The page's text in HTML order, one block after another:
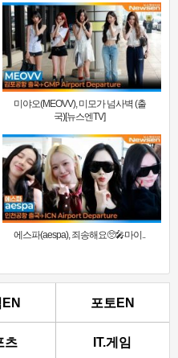
미야오(MEOVV), 미모가 넘사벽 (출
국)[뉴스엔TV]
에스파(aespa), 죄송해요🥺🎤마이..
포토EN
츠 IT.게임